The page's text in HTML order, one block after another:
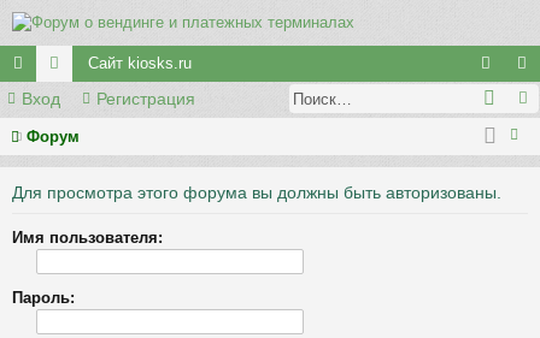
с
ы
лк
и
ор
у
м
Сайт kiosks.ru
хо
ег
ис
тр
Вход Регистрация
Форум
ои
Для просмотра этого форума вы должны быть авторизованы.
Имя пользователя:
Пароль: